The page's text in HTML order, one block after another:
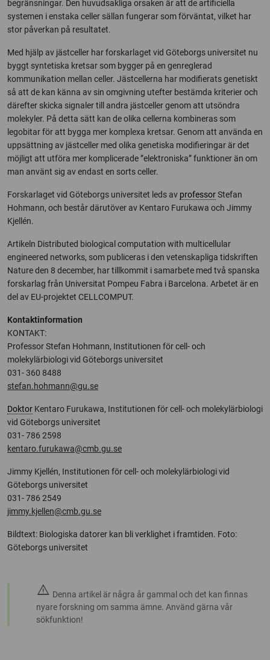
begränsningar. Den huvudsakliga orsaken är att de artificiella
systemen i enstaka celler sällan fungerar som förväntat, vilket har
stor påverkan på resultatet.
Med hjälp av jästceller har forskarlaget vid Göteborgs universitet nu
byggt syntetiska kretsar som bygger på en genreglerad
kommunikation mellan celler. Jästcellerna har modifierats genetiskt
så att de kan känna av sin omgivning utefter bestämda kriterier och
därefter skicka signaler till andra jästceller genom att utsöndra
molekyler. På detta sätt kan de olika cellerna kombineras som
legobitar för att bygga mer komplexa kretsar. Genom att använda en
uppsättning av jästceller med olika genetiska modifieringar är det
möjligt att utföra mer komplicerade ”elektroniska” funktioner än om
man använt sig av endast en sorts celler.
Forskarlaget vid Göteborgs universitet leds av professorStefan
Hohmann, och består därutöver av Kentaro Furukawa och Jimmy
Kjellén.
Artikeln Distributed biological computation with multicellular
engineered networks, som publiceras i den vetenskapliga tidskriften
Nature den 8 december, har tillkommit i samarbete med två spanska
forskarlag från Universitat Pompeu Fabra i Barcelona. Arbetet är en
del av EU-projektet CELLCOMPUT.
Kontaktinformation
KONTAKT:
Professor Stefan Hohmann, Institutionen för cell- och
molekylärbiologi vid Göteborgs universitet
031- 360 8488
stefan.hohmann@gu.se
Doktor Kentaro Furukawa, Institutionen för cell- och molekylärbiologi
vid Göteborgs universitet
031- 786 2598
kentaro.furukawa@cmb.gu.se
Jimmy Kjellén, Institutionen för cell- och molekylärbiologi vid
Göteborgs universitet
031- 786 2549
jimmy.kjellen@cmb.gu.se
Bildtext: Biologiska datorer kan bli verklighet i framtiden. Foto:
Göteborgs universitet
warning Denna artikel är några år gammal och det kan finnas
nyare forskning om samma ämne. Använd gärna vår
sökfunktion!